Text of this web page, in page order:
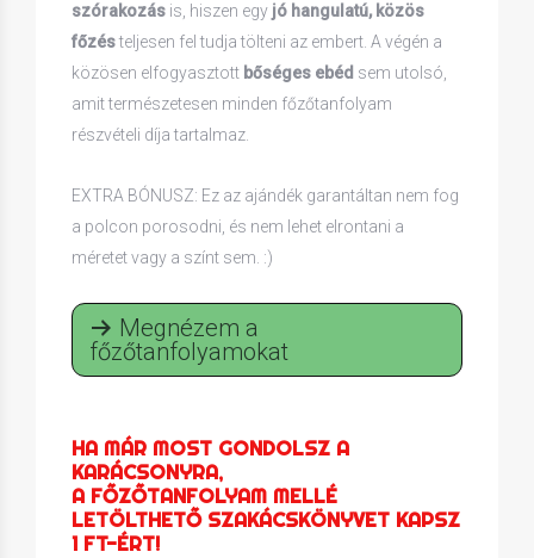
szórakozás is, hiszen egy jó hangulatú, közös
főzésteljesen fel tudja tölteni az embert. A végén a
közösen elfogyasztott bőséges ebéd sem utolsó,
amit természetesen minden főzőtanfolyam
részvételi díja tartalmaz.
EXTRA BÓNUSZ: Ez az ajándék garantáltan nem fog
a polcon porosodni, és nem lehet elrontani a
méretet vagy a színt sem. :)
Megnézem a
főzőtanfolyamokat
HA MÁR MOST GONDOLSZ A
KARÁCSONYRA,
A FŐZŐTANFOLYAM MELLÉ
LETÖLTHETŐ SZAKÁCSKÖNYVET KAPSZ
1 FT-ÉRT!